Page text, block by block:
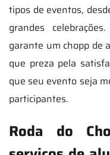
tipos de eventos,
grandes
garante um chopp de
que preza pela
que seu evento seja
participantes.
Roda do